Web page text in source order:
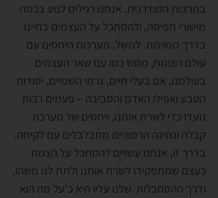
בתרבות המודרנית, אנחנו רגילים לנוע בכמה
מישורי תפיסה, ולהסתכל על העצמים בחיינו
בדרך מסוימת. למשל, מערכות היחסים עם
עולם הצומח, ממש כמו עם שאר העצמים
בעולמנו, אם בעלי חיים, גרמי השמיים, יסודות
הטבע ואפילו האדם והסביבה – פעמים רבות
נועדו כדי לשרת אותנו, ויחסים של מערכת
קבלה ונתינה הרמוניים מתבלבלים עם לקיחה.
בדרך זו, אנחנו עשויים להסתכל על הצמח
כעצם שמתפקידו לשרת אותנו ולתת לנו משהו,
ודרך ההסתכלות שלנו עליו היא כ’על מה הוא